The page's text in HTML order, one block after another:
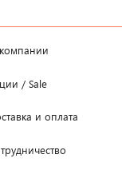
/ Sale
и оплата